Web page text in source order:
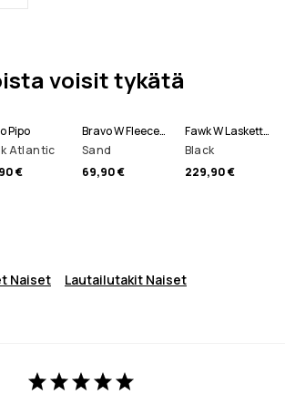
voisit tykätä
Pipo
Atlantic
€
Bravo W Fleecepaita Naiset
Sand
69,90 €
Fawk W Lasketteluhousut Naiset
Black
229,90 €
Naiset
Lautailutakit Naiset